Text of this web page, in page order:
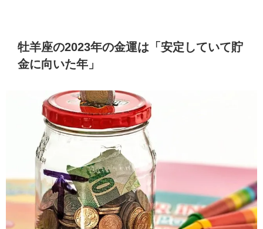
牡羊座の2023年の金運は「安定していて貯
金に向いた年」